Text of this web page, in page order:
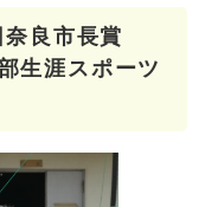
良市長賞
生涯スポーツ